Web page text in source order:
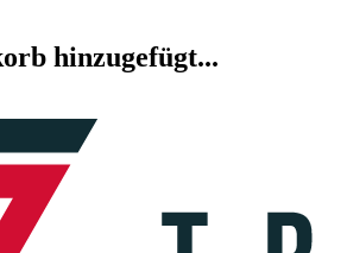
hinzugefügt...